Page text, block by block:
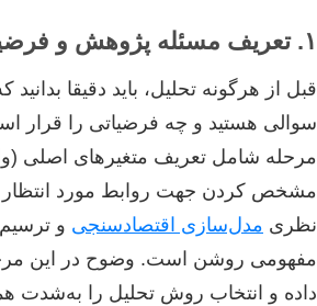
۱. تعریف مسئله پژوهش و فرضیه‌ها
قبل از هرگونه تحلیل، باید دقیقا بدانید
سوالی هستید و چه فرضیاتی را قرار
مرحله شامل تعریف متغیرهای اصلی
مشخص کردن جهت روابط مورد انتظار
نظری مدل‌سازی اقتصادسنجی و
مفهومی روشن است. وضوح در این
داده و انتخاب روش تحلیل را به‌شدت